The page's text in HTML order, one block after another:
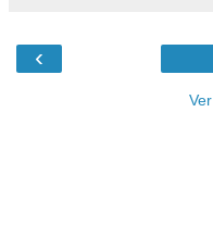
‹